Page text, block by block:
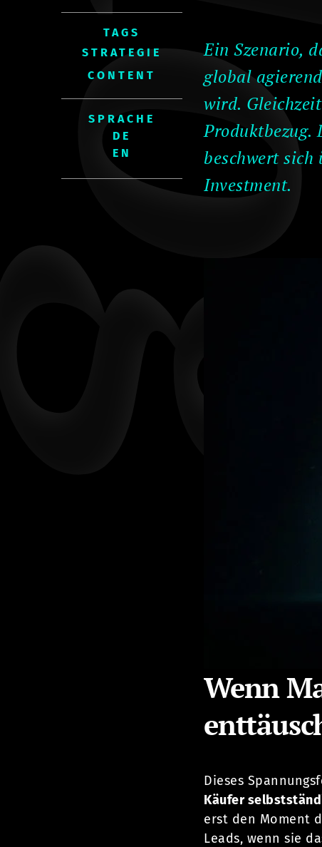
TAGS
STRATEGIE
CONTENT
SPRACHE
Ein Szenario,
global
wird.
Produktbezug.
beschwert
Investment.
Wenn
Dieses
Käufer
erst den Moment
Leads, wenn sie